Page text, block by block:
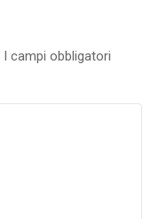
I campi obbligatori